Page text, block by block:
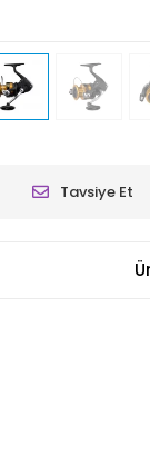
Tavsiye Et